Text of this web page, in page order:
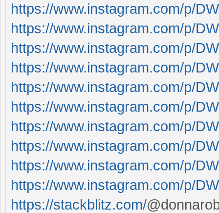
https://www.instagram.com/p/
https://www.instagram.com/p/
https://www.instagram.com/p/
https://www.instagram.com/p/
https://www.instagram.com/p/
https://www.instagram.com/p/
https://www.instagram.com/p/
https://www.instagram.com/p/
https://www.instagram.com/p/
https://www.instagram.com/p/
https://stackblitz.com/